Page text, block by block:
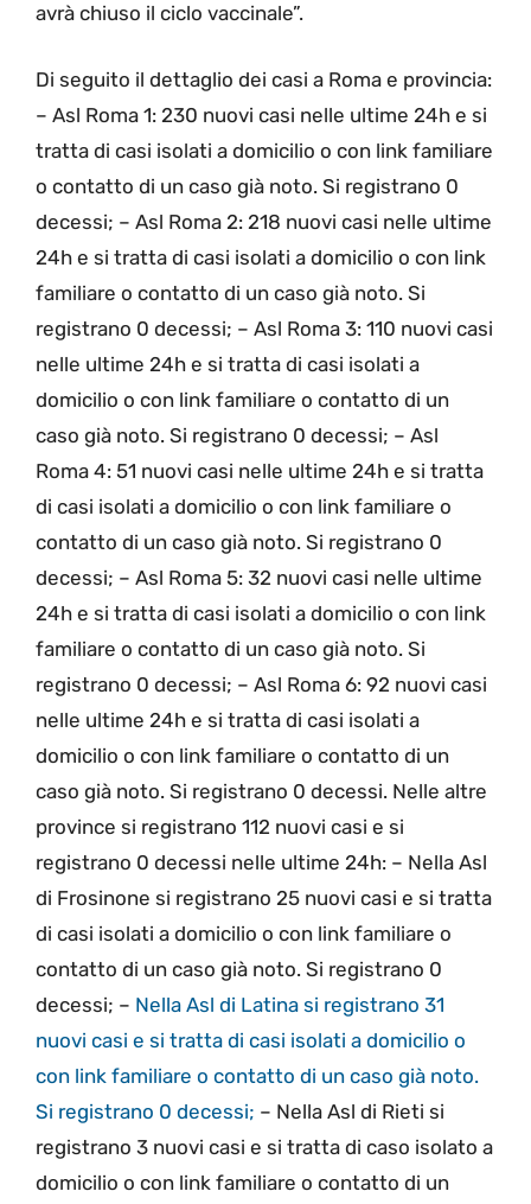
avrà chiuso il ciclo vaccinale”.
Di seguito il dettaglio dei casi a Roma e provincia:
– Asl Roma 1: 230 nuovi casi nelle ultime 24h e si
tratta di casi isolati a domicilio o con link familiare
o contatto di un caso già noto. Si registrano 0
decessi; – Asl Roma 2: 218 nuovi casi nelle ultime
24h e si tratta di casi isolati a domicilio o con link
familiare o contatto di un caso già noto. Si
registrano 0 decessi; – Asl Roma 3: 110 nuovi casi
nelle ultime 24h e si tratta di casi isolati a
domicilio o con link familiare o contatto di un
caso già noto. Si registrano 0 decessi; – Asl
Roma 4: 51 nuovi casi nelle ultime 24h e si tratta
di casi isolati a domicilio o con link familiare o
contatto di un caso già noto. Si registrano 0
decessi; – Asl Roma 5: 32 nuovi casi nelle ultime
24h e si tratta di casi isolati a domicilio o con link
familiare o contatto di un caso già noto. Si
registrano 0 decessi; – Asl Roma 6: 92 nuovi casi
nelle ultime 24h e si tratta di casi isolati a
domicilio o con link familiare o contatto di un
caso già noto. Si registrano 0 decessi. Nelle altre
province si registrano 112 nuovi casi e si
registrano 0 decessi nelle ultime 24h: – Nella Asl
di Frosinone si registrano 25 nuovi casi e si tratta
di casi isolati a domicilio o con link familiare o
contatto di un caso già noto. Si registrano 0
decessi; – Nella Asl di Latina si registrano 31
nuovi casi e si tratta di casi isolati a domicilio o
con link familiare o contatto di un caso già noto.
Si registrano 0 decessi; – Nella Asl di Rieti si
registrano 3 nuovi casi e si tratta di caso isolato a
domicilio o con link familiare o contatto di un